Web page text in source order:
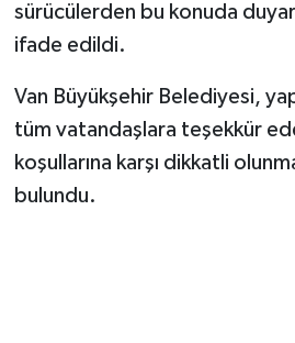
sürücülerden bu konuda
ifade edildi.
Van Büyükşehir Belediyesi,
tüm vatandaşlara teşekkür
koşullarına karşı dikkatli
bulundu.